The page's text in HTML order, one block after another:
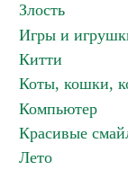
Злость
Игры и
Китти
Коты, кошки,
Компьютер
Красивые
Лето